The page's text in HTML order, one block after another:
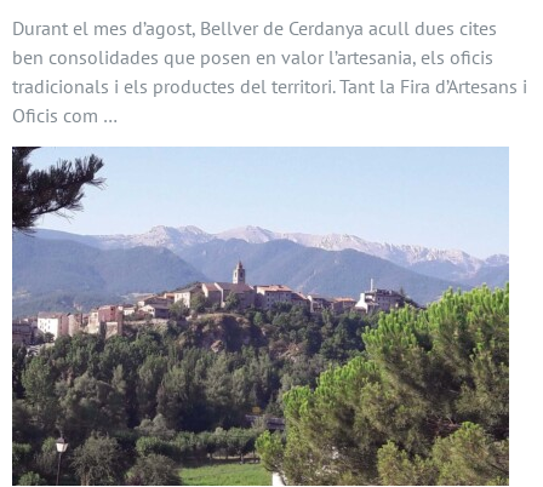
Durant el mes d’agost, Bellver de Cerdanya acull dues cites
ben consolidades que posen en valor l’artesania, els oficis
tradicionals i els productes del territori. Tant la Fira d’Artesans i
Oficis com …